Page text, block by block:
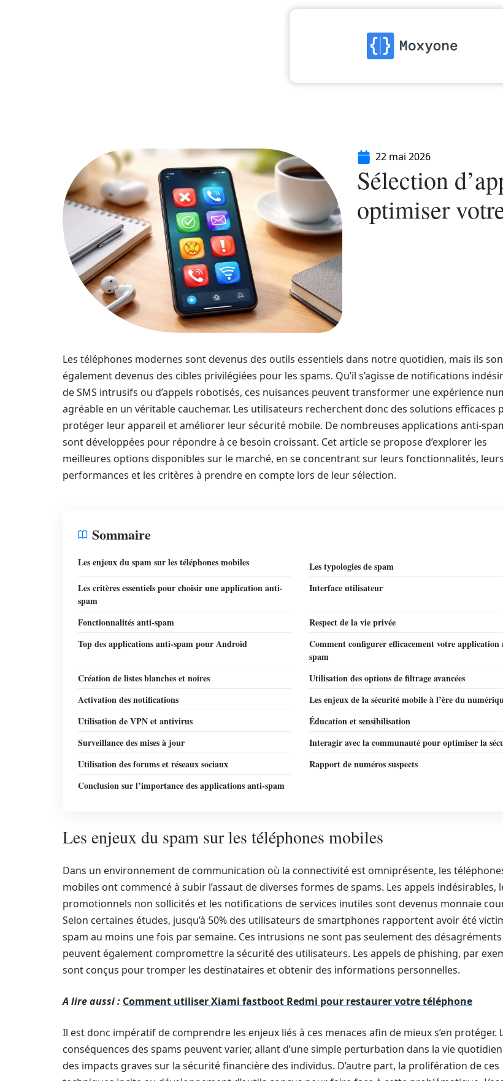
22 mai 2026
Sélection
optimiser
Les téléphones modernes sont devenus des outils essentiels dans notre quotidien, mais ils
également devenus des cibles privilégiées pour les spams. Qu’il s’agisse de notifications
de SMS intrusifs ou d’appels robotisés, ces nuisances peuvent transformer une expérience
agréable en un véritable cauchemar. Les utilisateurs recherchent donc des solutions efficaces
protéger leur appareil et améliorer leur sécurité mobile. De nombreuses applications anti-
sont développées pour répondre à ce besoin croissant. Cet article se propose d’explorer les
meilleures options disponibles sur le marché, en se concentrant sur leurs fonctionnalités, leurs
performances et les critères à prendre en compte lors de leur sélection.
Sommaire
Les enjeux du spam sur les téléphones mobiles
Les typologies de spam
Les critères essentiels pour choisir une application anti-
spam
Interface utilisateur
Fonctionnalités anti-spam
Respect de la vie privée
Top des applications anti-spam pour Android
Comment configurer efficacement votre application
spam
Création de listes blanches et noires
Utilisation des options de filtrage avancées
Activation des notifications
Les enjeux de la sécurité mobile à l’ère du
Utilisation de VPN et antivirus
Éducation et sensibilisation
Surveillance des mises à jour
Interagir avec la communauté pour optimiser la
Utilisation des forums et réseaux sociaux
Rapport de numéros suspects
Conclusion sur l’importance des applications anti-spam
Les enjeux du spam sur les téléphones mobiles
Dans un environnement de communication où la connectivité est omniprésente, les
mobiles ont commencé à subir l’assaut de diverses formes de spams. Les appels indésirables,
promotionnels non sollicités et les notifications de services inutiles sont devenus monnaie
Selon certaines études, jusqu’à 50% des utilisateurs de smartphones rapportent avoir été
spam au moins une fois par semaine. Ces intrusions ne sont pas seulement des désagréments
peuvent également compromettre la sécurité des utilisateurs. Les appels de phishing, par
sont conçus pour tromper les destinataires et obtenir des informations personnelles.
A lire aussi : Comment utiliser Xiami fastboot Redmi pour restaurer votre téléphone
Il est donc impératif de comprendre les enjeux liés à ces menaces afin de mieux s’en protéger.
conséquences des spams peuvent varier, allant d’une simple perturbation dans la vie
des impacts graves sur la sécurité financière des individus. D’autre part, la prolifération de ces